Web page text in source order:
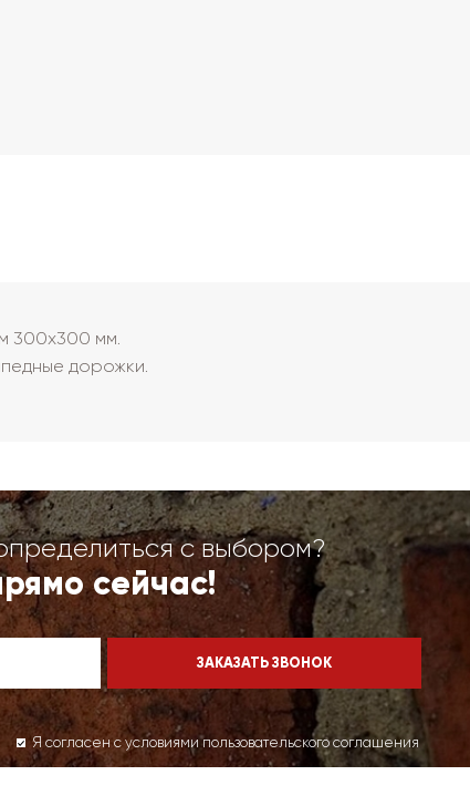
300х300 мм.
дорожки.
с выбором?
сейчас!
Я согласен с условиями пользовательского соглашения